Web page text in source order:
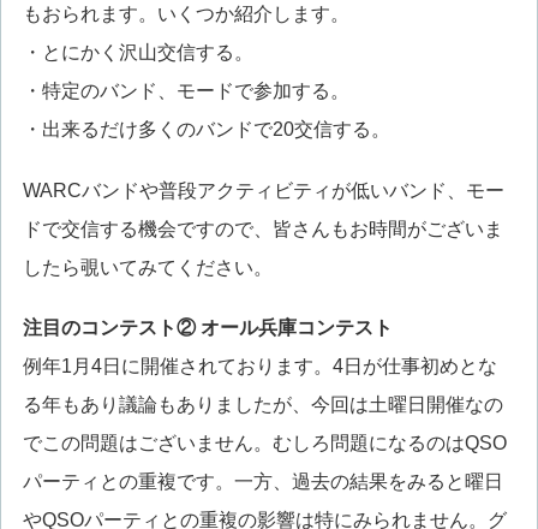
もおられます。いくつか紹介します。
・とにかく沢山交信する。
・特定のバンド、モードで参加する。
・出来るだけ多くのバンドで20交信する。
WARCバンドや普段アクティビティが低いバンド、モー
ドで交信する機会ですので、皆さんもお時間がございま
したら覗いてみてください。
注目のコンテスト② オール兵庫コンテスト
例年1月4日に開催されております。4日が仕事初めとな
る年もあり議論もありましたが、今回は土曜日開催なの
でこの問題はございません。むしろ問題になるのはQSO
パーティとの重複です。一方、過去の結果をみると曜日
やQSOパーティとの重複の影響は特にみられません。グ